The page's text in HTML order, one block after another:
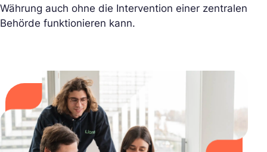
Währung auch ohne die Intervention einer zentralen
Behörde funktionieren kann.